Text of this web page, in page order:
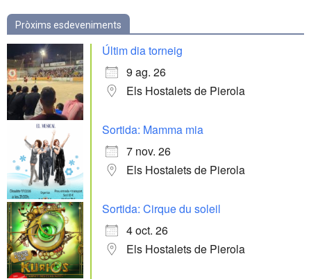
Pròxims esdeveniments
Últim dia torneig
9 ag. 26
Els Hostalets de Pierola
Sortida: Mamma mia
7 nov. 26
Els Hostalets de Pierola
Sortida: Cirque du soleil
4 oct. 26
Els Hostalets de Pierola